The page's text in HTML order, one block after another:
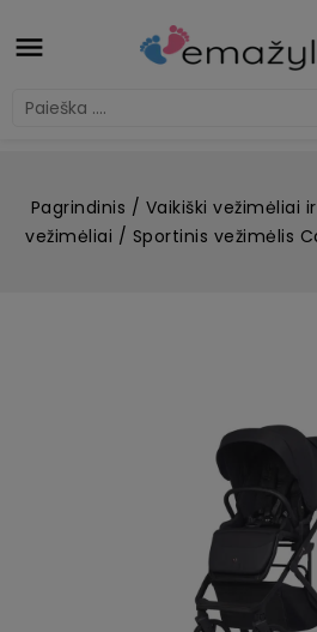

Pagrindinis Vaikiški vežimėliai
vežimėliai
Sportinis vežimėlis